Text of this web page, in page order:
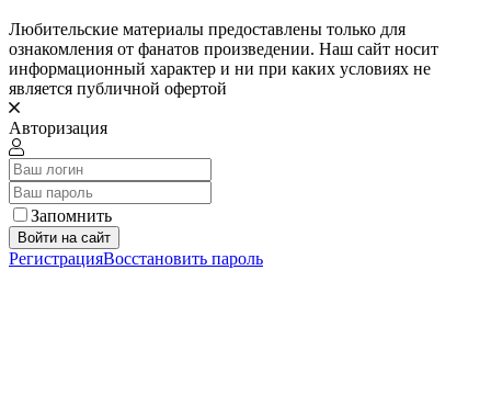
Любительские материалы предоставлены только для
ознакомления от фанатов произведении. Наш сайт носит
информационный характер и ни при каких условиях не
является публичной офертой
Авторизация
Запомнить
Войти на сайт
РегистрацияВосстановить пароль